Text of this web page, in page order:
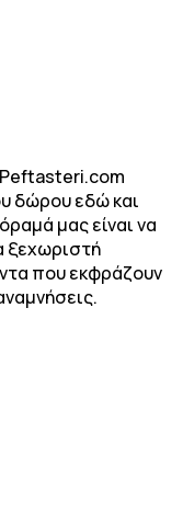
δώρου εδώ και
μας είναι να
ξεχωριστή
που εκφράζουν